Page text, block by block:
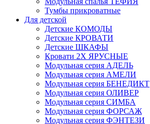
Тумбы прикроватные
Для детской
Детские КОМОДЫ
Детские КРОВАТИ
Детские ШКАФЫ
Кровати 2Х ЯРУСНЫЕ
Модульная серия АДЕЛЬ
Модульная серия АМЕЛИ
Модульная серия БЕНЕДИКТ
Модульная серия ОЛИВЕР
Модульная серия СИМБА
Модульная серия ФОРСАЖ
Модульная серия ФЭНТЕЗИ